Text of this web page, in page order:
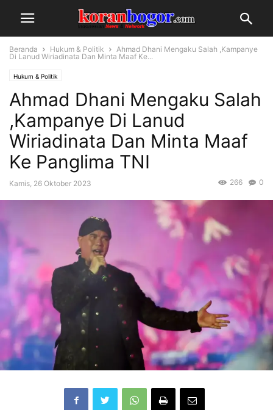
Beranda Hukum & Politik
Ahmad Dhani Mengaku Salah ,Kampanye
Di Lanud Wiriadinata Dan Minta Maaf Ke...
Hukum & Politik
Ahmad Dhani Mengaku Salah
,Kampanye Di Lanud
Wiriadinata Dan Minta Maaf
Ke Panglima TNI
Kamis, 26 Oktober 2023 0
266